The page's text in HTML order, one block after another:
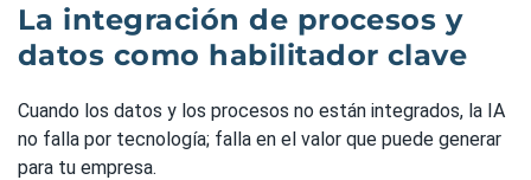
La integración de procesos y
datos como habilitador clave
Cuando los datos y los procesos no están integrados, la IA
no falla por tecnología; falla en el valor que puede generar
para tu empresa.